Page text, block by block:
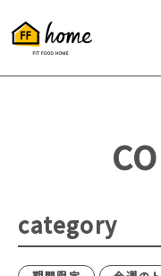
category